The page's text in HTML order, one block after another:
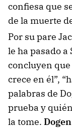
confiesa que
de la muerte
Por su pare
le ha pasado
concluyen que
crece en él”,
palabras de
prueba y
la tome.